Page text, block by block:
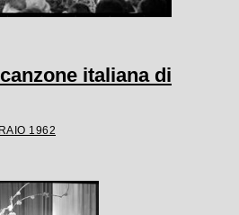
italiana di
1962